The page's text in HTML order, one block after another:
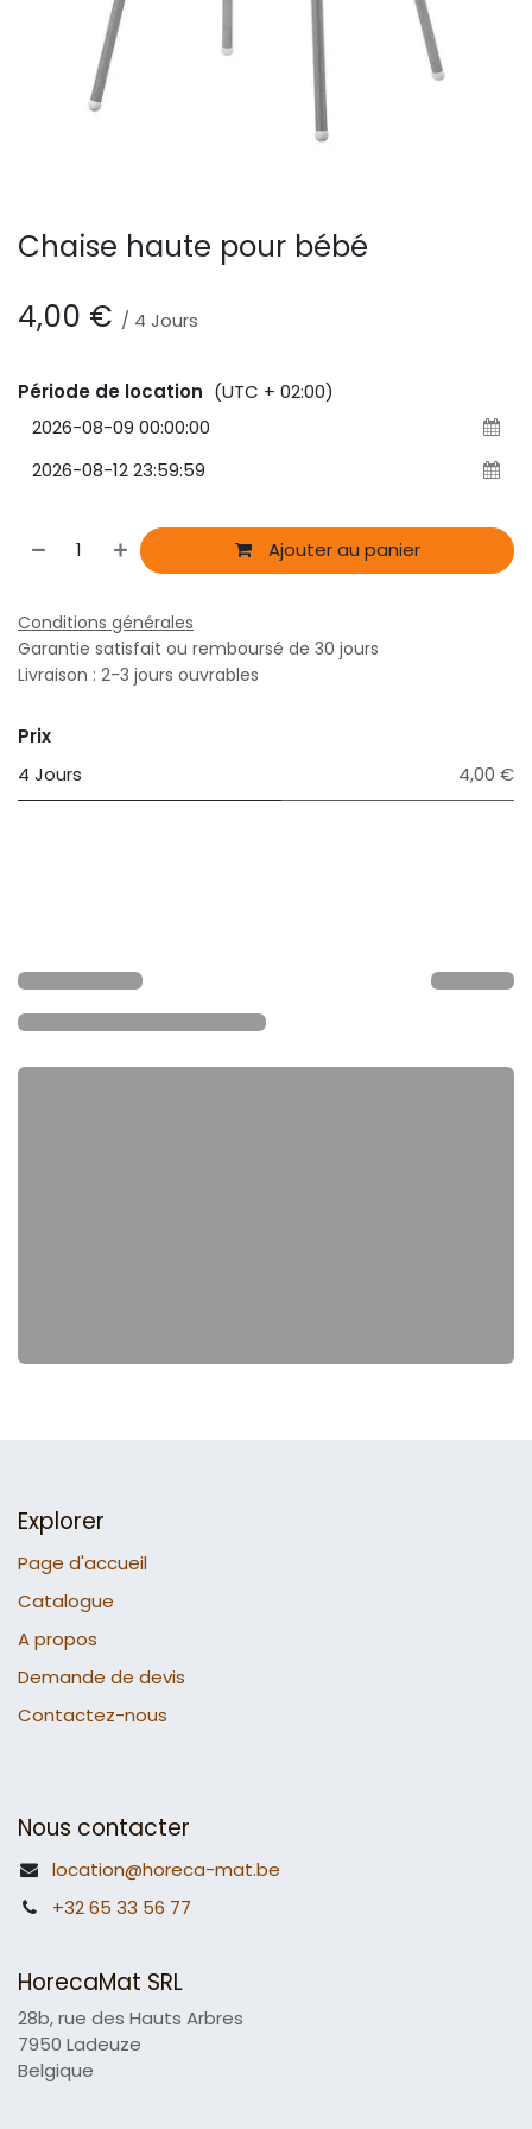
Chaise haute pour bébé
4,00 € / 4 Jours
Période de location (UTC + 02:00)
Ajouter au panier
Conditions générales
Garantie satisfait ou remboursé de 30 jours
Livraison : 2-3 jours ouvrables
Prix
4 Jours
4,00 €
Explorer
Page d'accueil
Catalogue
A propos
Demande de devis
Contactez-nous
Nous contacter
location@horeca-mat.be
+32 65 33 56 77
HorecaMat SRL
28b, rue des Hauts Arbres
7950 Ladeuze
Belgique